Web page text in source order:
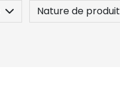
Nature de produit